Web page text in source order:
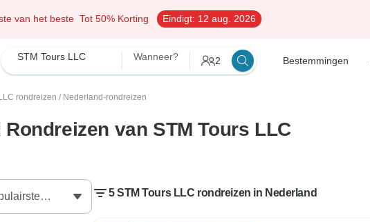
van het beste Tot 50% Korting Eindigt: 12 aug. 2026
STM Tours LLC Wanneer? 2 Bestemmingen
rondreizen / Nederland-rondreizen
van STM Tours LLC
5 STM Tours LLC rondreizen in Nederland